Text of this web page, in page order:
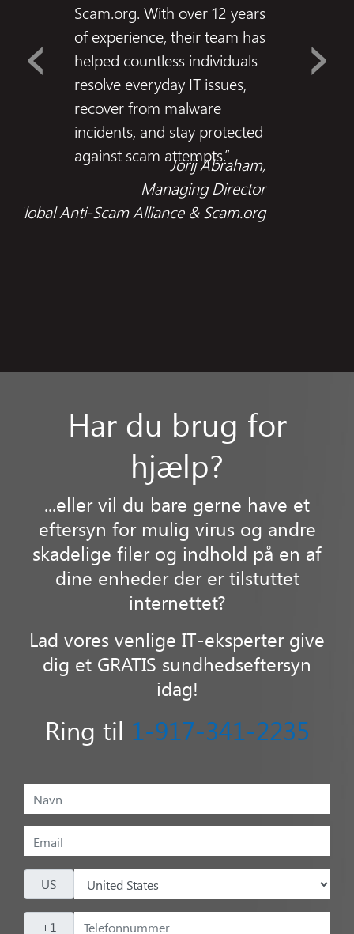
Scam.org. With over 12 years
of experience, their team has
helped countless individuals
resolve everyday IT issues,
recover from malware
incidents, and stay protected
against scam attempts.”
Jorij Abraham,
Managing Director
Global Anti-Scam Alliance & Scam.org
‹ ›
Har du brug for
hjælp?
...eller vil du bare gerne have et
eftersyn for mulig virus og andre
skadelige filer og indhold på en af
dine enheder der er tilstuttet
internettet?
Lad vores venlige IT-eksperter give
dig et GRATIS sundhedseftersyn
idag!
Ring til 1-917-341-2235
US
+1